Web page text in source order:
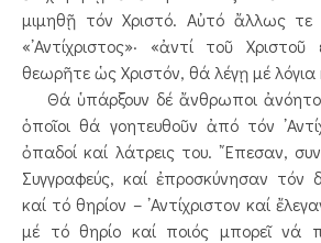
μιμηθῇ τόν Χριστό. Αὐτό ἄλλως τε
«᾿Αντίχριστος»· «ἀντί τοῦ
θεωρῆτε ὡς Χριστόν, θά λέγῃ μέ λόγια
Θά ὑπάρξουν δέ ἄνθρωποι ἀνόητοι
ὁποῖοι θά γοητευθοῦν ἀπό τόν
ὀπαδοί καί λάτρεις του. ῎Επεσαν,
Συγγραφεύς, καί ἐπροσκύνησαν τόν
καί τό θηρίον – ᾿Αντίχριστον καί
μέ τό θηρίο καί ποιός μπορεῖ νά